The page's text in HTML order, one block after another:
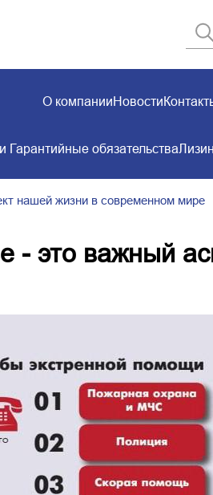
О компанииНовости
Гарантийные обязательства
нашей жизни в современном мире
- это важный